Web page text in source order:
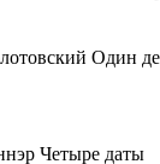
Один
Четыре даты